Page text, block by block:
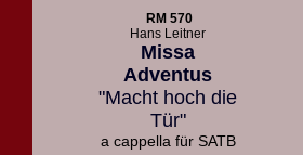
RM 570
Hans Leitner
Missa
Adventus
"Macht hoch die
Tür"
a cappella für SATB